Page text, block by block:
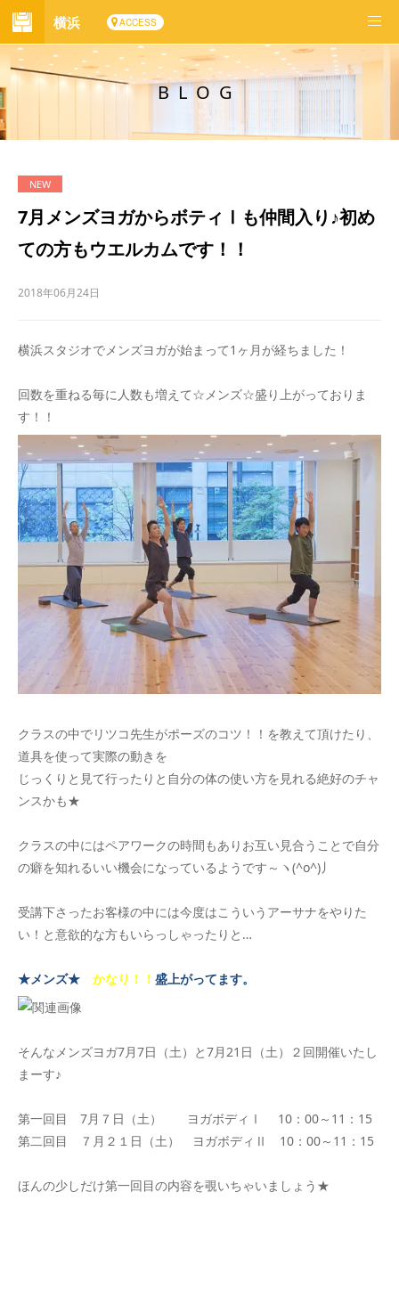
横浜 ACCESS
BLOG
7月メンズヨガからボティⅠも仲間入り♪初め
ての方もウエルカムです！！
2018年06月24日
横浜スタジオでメンズヨガが始まって1ヶ月が経ちました！
回数を重ねる毎に人数も増えて☆メンズ☆盛り上がっておりま
す！！
クラスの中でリツコ先生がポーズのコツ！！を教えて頂けたり、
道具を使って実際の動きを
じっくりと見て行ったりと自分の体の使い方を見れる絶好のチャ
ンスかも★
クラスの中にはペアワークの時間もありお互い見合うことで自分
の癖を知れるいい機会になっているようです～ヽ(^o^)丿
受講下さったお客様の中には今度はこういうアーサナをやりた
い！と意欲的な方もいらっしゃったりと…
★メンズ★ かなり！！ 盛上がってます。
そんなメンズヨガ7月7日（土）と7月21日（土）２回開催いたし
まーす♪
第一回目 7月７日（土） ヨガボディⅠ 10：00～11：15
第二回目 ７月２１日（土） ヨガボディⅡ 10：00～11：15
ほんの少しだけ第一回目の内容を覗いちゃいましょう★